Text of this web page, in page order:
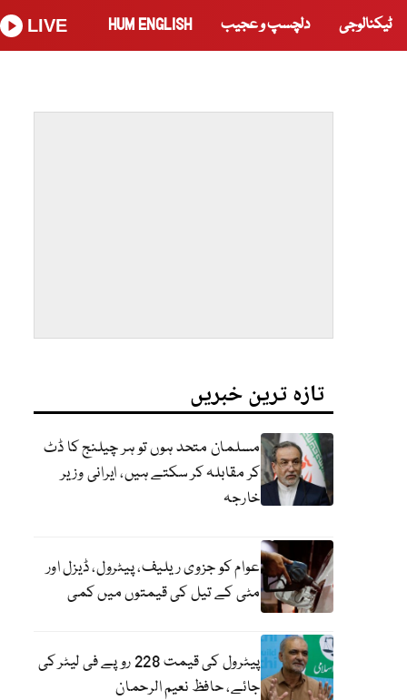
ٹیکنالوجی دلچسپ و عجیب HUM ENGLISH
LIVE
تازہ ترین خبریں
مسلمان متحد ہوں تو ہر چیلنج کا ڈٹ
کر مقابلہ کر سکتے ہیں، ایرانی وزیر
خارجہ
عوام کو جزوی ریلیف، پیٹرول، ڈیزل اور
مٹی کے تیل کی قیمتوں میں کمی
پیٹرول کی قیمت 228 روپے فی لیٹر کی
جائے، حافظ نعیم الرحمان